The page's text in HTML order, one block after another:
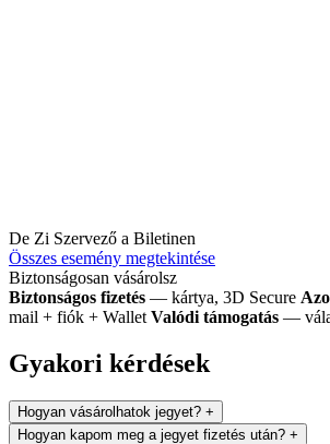
De Zi Szervező a Biletinen
Összes esemény megtekintése
Biztonságosan vásárolsz
Biztonságos fizetés — kártya, 3D Secure
mail + fiók + Wallet Valódi támogatás —
Gyakori kérdések
Hogyan vásárolhatok jegyet? +
Hogyan kapom meg a jegyet fizetés után? +